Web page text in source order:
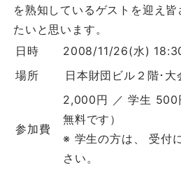
を熟知しているゲストを迎え
たいと思います。
日時
2008/11/26(水)
場所
日本財団ビル２階･大
参加費
2,000円 ／ 学生
無料です）
※ 学生の方は、 受付
さい。